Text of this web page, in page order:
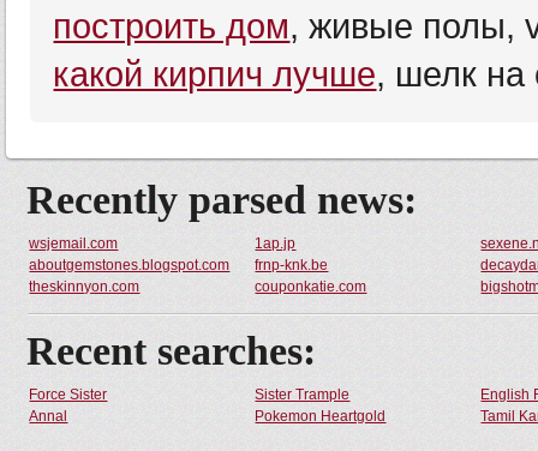
построить дом, живые полы,
какой кирпич лучше, шелк на
Recently parsed news:
wsjemail.com 1ap.jp
aboutgemstones.blogspot.com
frnp-knk.be
theskinnyon.com
couponkatie.com
Recent searches:
Force Sister Sister Trample
English
Annal
Pokemon Heartgold Tamil